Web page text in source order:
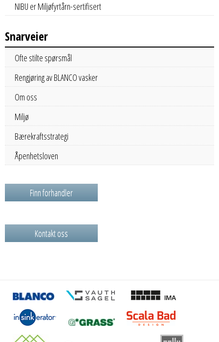
NIBU er Miljøfyrtårn-sertifisert
Snarveier
Ofte stilte spørsmål
Rengjøring av BLANCO vasker
Om oss
Miljø
Bærekraftsstrategi
Åpenhetsloven
Finn forhandler
Kontakt oss